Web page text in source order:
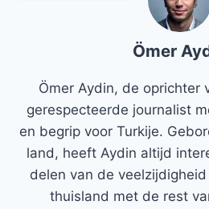
Ömer
Ömer Aydin, de oprichter
gerespecteerde journalist
en begrip voor Turkije.
land, heeft Aydin altijd
delen van de
thuisland met de rest